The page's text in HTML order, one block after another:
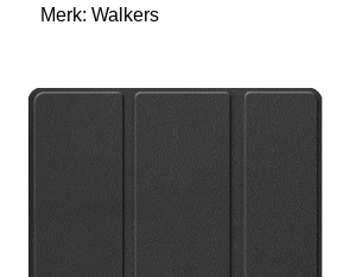
Merk: Walkers